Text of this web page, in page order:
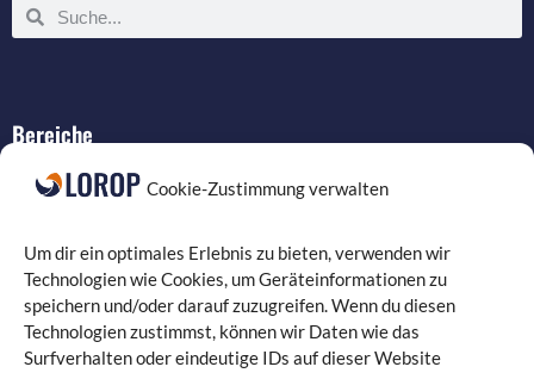
Cookie-Zustimmung verwalten
Um dir ein optimales Erlebnis zu bieten, verwenden wir
Technologien wie Cookies, um Geräteinformationen zu
speichern und/oder darauf zuzugreifen. Wenn du diesen
Technologien zustimmst, können wir Daten wie das
Surfverhalten oder eindeutige IDs auf dieser Website
Bereiche
Verkabelung
Compliance
Programmierung